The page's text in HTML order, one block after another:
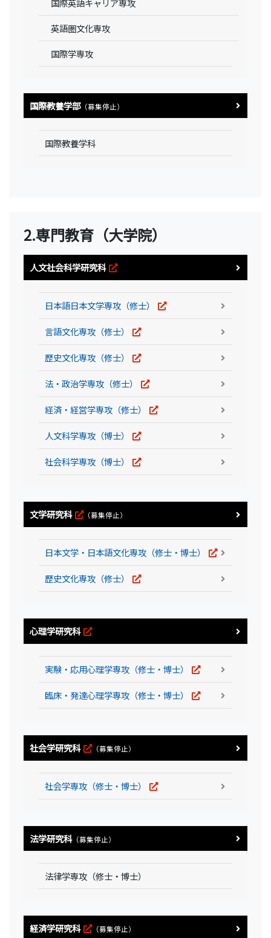
国際英語キャリア専攻
英語圏文化専攻
国際学専攻
国際教養学部（募集停止）
国際教養学科
2.専門教育（大学院）
人文社会科学研究科
日本語日本文学専攻（修士）
言語文化専攻（修士）
歴史文化専攻（修士）
法・政治学専攻（修士）
経済・経営学専攻（修士）
人文科学専攻（博士）
社会科学専攻（博士）
文学研究科 （募集停止）
日本文学・日本語文化専攻（修士・博士）
歴史文化専攻（修士）
心理学研究科
実験・応用心理学専攻（修士・博士）
臨床・発達心理学専攻（修士・博士）
社会学研究科 （募集停止）
社会学専攻（修士・博士）
法学研究科（募集停止）
法律学専攻（修士・博士）
経済学研究科 （募集停止）